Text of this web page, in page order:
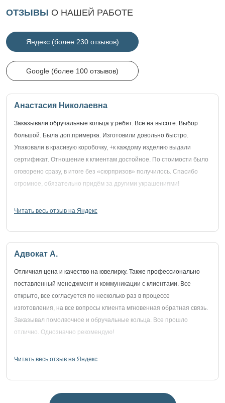
ОТЗЫВЫ О НАШЕЙ РАБОТЕ
Яндекс (более 230 отзывов)
Google (более 100 отзывов)
Анастасия Николаевна
Заказывали обручальные кольца у ребят. Всё на высоте. Выбор
большой. Была доп.примерка. Изготовили довольно быстро.
Упаковали в красивую коробочку, +к каждому изделию выдали
сертификат. Отношение к клиентам достойное. По стоимости было
оговорено сразу, в итоге без «сюрпризов» получилось. Спасибо
огромное, обязательно придём за другими украшениями!
Читать весь отзыв на Яндекс
Адвокат А.
Отличная цена и качество на ювелирку. Также профессионально
поставленный менеджмент и коммуникации с клиентами. Все
открыто, все согласуется по несколько раз в процессе
изготовления, на все вопросы клиента мгновенная обратная связь.
Заказывал помолвочное и обручальные кольца. Все прошло
отлично. Однозначно рекомендую!
Читать весь отзыв на Яндекс